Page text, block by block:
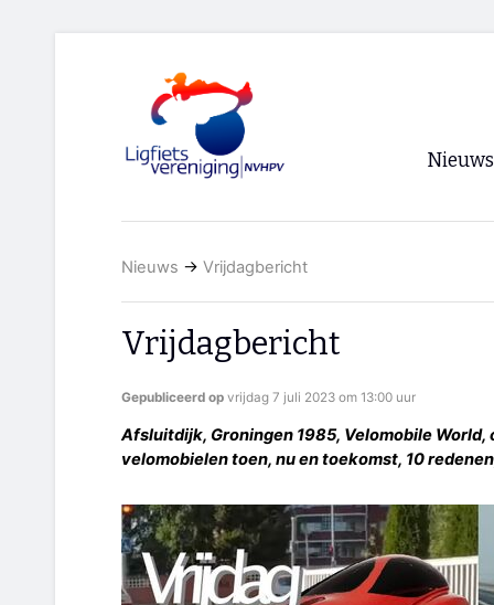
Nieuws
Nieuws → Vrijdagbericht
Vrijdagbericht
Gepubliceerd op vrijdag 7 juli 2023 om 13:00 uur
Afsluitdijk, Groningen 1985, Velomobile
velomobielen toen, nu en toekomst, 10